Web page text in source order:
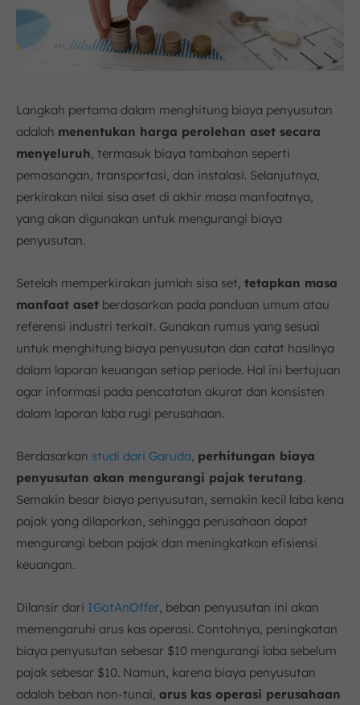
Langkah pertama dalam menghitung biaya penyusutan
adalah menentukan harga perolehan aset secara
menyeluruh, termasuk biaya tambahan seperti
pemasangan, transportasi, dan instalasi. Selanjutnya,
perkirakan nilai sisa aset di akhir masa manfaatnya,
yang akan digunakan untuk mengurangi biaya
penyusutan.
Setelah memperkirakan jumlah sisa set, tetapkan masa
manfaat aset berdasarkan pada panduan umum atau
referensi industri terkait. Gunakan rumus yang sesuai
untuk menghitung biaya penyusutan dan catat hasilnya
dalam laporan keuangan setiap periode. Hal ini bertujuan
agar informasi pada pencatatan akurat dan konsisten
dalam laporan laba rugi perusahaan.
Berdasarkan studi dari Garuda, perhitungan biaya
penyusutan akan mengurangi pajak terutang.
Semakin besar biaya penyusutan, semakin kecil laba kena
pajak yang dilaporkan, sehingga perusahaan dapat
mengurangi beban pajak dan meningkatkan efisiensi
keuangan.
Dilansir dari IGotAnOffer, beban penyusutan ini akan
memengaruhi arus kas operasi. Contohnya, peningkatan
biaya penyusutan sebesar $10 mengurangi laba sebelum
pajak sebesar $10. Namun, karena biaya penyusutan
adalah beban non-tunai, arus kas operasi perusahaan